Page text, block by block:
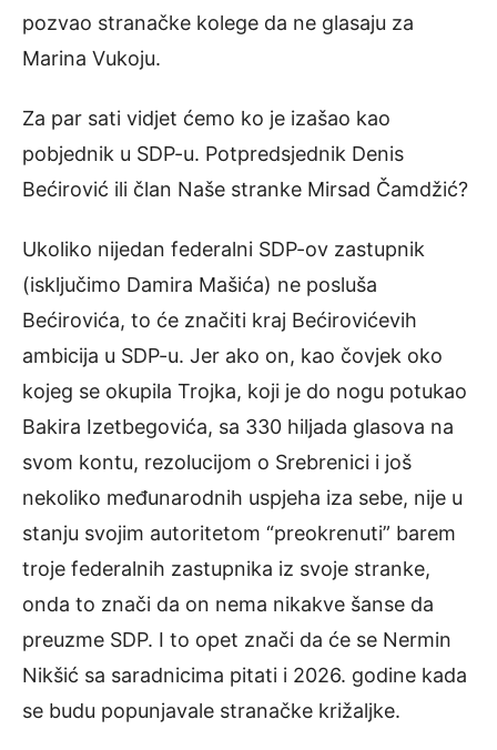
pozvao stranačke kolege da ne glasaju za
Marina Vukoju.
Za par sati vidjet ćemo ko je izašao kao
pobjednik u SDP-u. Potpredsjednik Denis
Bećirović ili član Naše stranke Mirsad Čamdžić?
Ukoliko nijedan federalni SDP-ov zastupnik
(isključimo Damira Mašića) ne posluša
Bećirovića, to će značiti kraj Bećirovićevih
ambicija u SDP-u. Jer ako on, kao čovjek oko
kojeg se okupila Trojka, koji je do nogu potukao
Bakira Izetbegovića, sa 330 hiljada glasova na
svom kontu, rezolucijom o Srebrenici i još
nekoliko međunarodnih uspjeha iza sebe, nije u
stanju svojim autoritetom “preokrenuti” barem
troje federalnih zastupnika iz svoje stranke,
onda to znači da on nema nikakve šanse da
preuzme SDP. I to opet znači da će se Nermin
Nikšić sa saradnicima pitati i 2026. godine kada
se budu popunjavale stranačke križaljke.